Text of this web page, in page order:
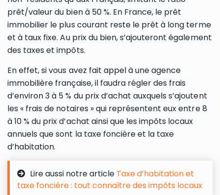
prêt/valeur du bien à 50 %. En France, le prêt
immobilier le plus courant reste le prêt à long terme
et à taux fixe. Au prix du bien, s’ajouteront également
des taxes et impôts.
En effet, si vous avez fait appel à une agence
immobilière française, il faudra régler des frais
d’environ 3 à 5 % du prix d’achat auxquels s’ajoutent
les « frais de notaires » qui représentent eux entre 8
à 10 % du prix d’achat ainsi que les impôts locaux
annuels que sont la taxe foncière et la taxe
d’habitation.
Lire aussi notre article Taxe d’habitation et
taxe foncière : tout connaître des impôts locaux